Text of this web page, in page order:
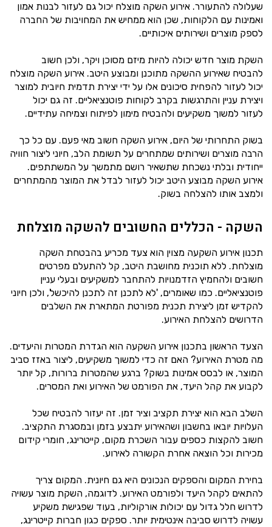
שעלולה להתעורר. אירוע השקה מוצלח יכול גם לעזור לבנות אמון
ואמינות עם הלקוחות, שכן הוא ממחיש את המחויבות של החברה
לספק מוצרים ושירותים איכותיים.
השקת מוצר חדש יכולה להיות מיזם מסוכן ויקר, ולכן חשוב
להבטיח שאירוע ההשקה מתוכנן ומבוצע היטב. אירוע השקה מוצלח
יכול לעזור להפחית סיכונים אלו על ידי יצירת תדמית חיובית למוצר
ויצירת עניין והתרגשות בקרב לקוחות פוטנציאליים. זה גם יכול
לעזור למשוך משקיעים ולהבטיח מימון לפיתוח וצמיחה עתידיים.
בשוק התחרותי של היום, אירוע השקה חשוב מאי פעם. עם כל כך
הרבה מוצרים ושירותים שמתחרים על תשומת הלב, חיוני ליצור חוויה
ייחודית ובלתי נשכחת שתשאיר רושם מתמשך על המשתתפים.
אירוע השקה מבוצע היטב יכול לעזור לבדל את המוצר מהמתחרים
ולמצב אותו להצלחה בשוק.
השקה - הכללים החשובים להשקה מוצלחת
תכנון אירוע השקעה מצוין הוא צעד מכריע בהבטחת השקה
מוצלחת. ללא תוכנית מחושבת היטב, קל להתעלם מפרטים
חשובים ולהחמיץ הזדמנויות להתחבר למשקיעים ובעלי עניין
פוטנציאליים. כמו שאומרים, 'לא לתכנן זה לתכנן להיכשל', ולכן חיוני
להקדיש זמן ליצירת תכנית מפורטת המתארת את השלבים
הדרושים להצלחת האירוע.
הצעד הראשון בתכנון אירוע השקעה הוא הגדרת המטרות והיעדים.
מה מטרת האירוע? האם זה כדי למשוך משקיעים, ליצור באזז סביב
המוצר, או לבסס אמינות בשוק? ברגע שהמטרות ברורות, קל יותר
לקבוע את קהל היעד, את הפורמט של האירוע ואת המסרים.
השלב הבא הוא יצירת תקציב וציר זמן. זה יעזור להבטיח שכל
העלויות יובאו בחשבון ושהאירוע יתבצע בזמן ובמסגרת התקציב.
חשוב להקצות כספים עבור השכרת מקום, קייטרינג, חומרי קידום
מכירות וכל הוצאה אחרת הקשורה לאירוע.
בחירת המקום והספקים הנכונים היא גם חיונית. המקום צריך
להתאים לקהל היעד ולפורמט האירוע. לדוגמה, השקת מוצר עשויה
לדרוש חלל גדול עם יכולות אורקוליות, בעוד שפגישת משקיע
עשויה לדרוש סביבה אינטימית יותר. ספקים כגון חברות קייטרינג,